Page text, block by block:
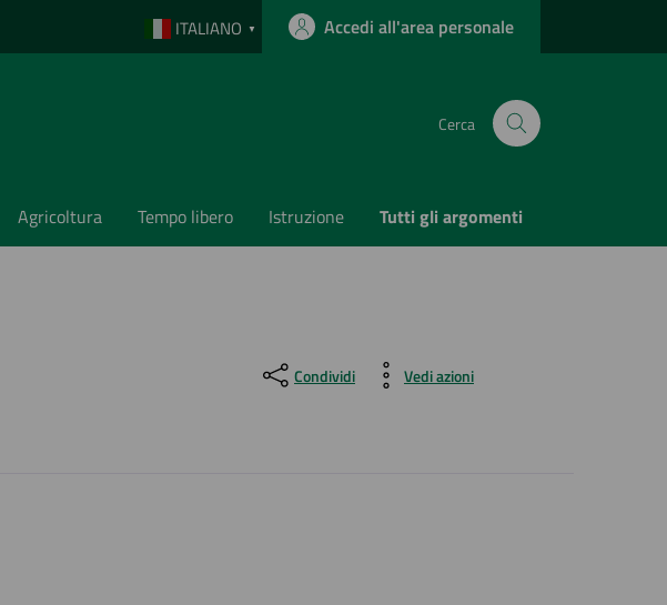
ITALIANO ▼ Accedi all'area personale
Cerca
Agricoltura Tempo libero Istruzione Tutti gli argomenti
Condividi Vedi azioni